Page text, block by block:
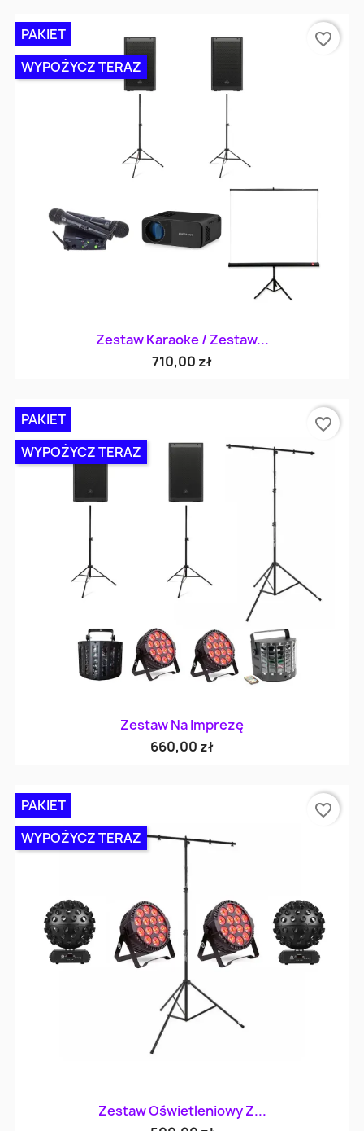
Zestaw Karaoke / Zestaw...
710,00 zł
PAKIET
WYPOŻYCZ TERAZ
favorite_border
Zestaw Na Imprezę
660,00 zł
PAKIET
WYPOŻYCZ TERAZ
favorite_border
Zestaw Oświetleniowy Z...
PAKIET
WYPOŻYCZ TERAZ
favorite_border